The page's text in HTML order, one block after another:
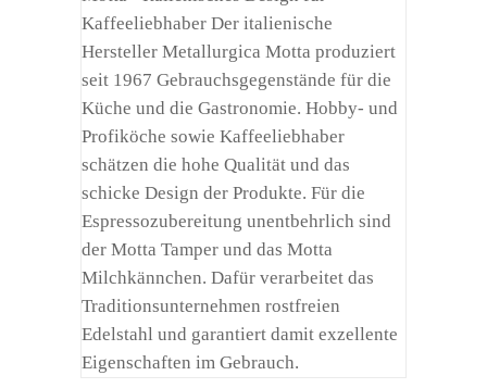
Kaffeeliebhaber Der italienische
Hersteller Metallurgica Motta produziert
seit 1967 Gebrauchsgegenstände für die
Küche und die Gastronomie. Hobby- und
Profiköche sowie Kaffeeliebhaber
schätzen die hohe Qualität und das
schicke Design der Produkte. Für die
Espressozubereitung unentbehrlich sind
der Motta Tamper und das Motta
Milchkännchen. Dafür verarbeitet das
Traditionsunternehmen rostfreien
Edelstahl und garantiert damit exzellente
Eigenschaften im Gebrauch.